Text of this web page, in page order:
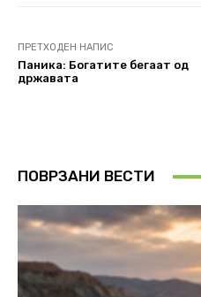
ПРЕТХОДЕН НАПИС
Паника: Богатите бегаат од
државата
ПОВРЗАНИ ВЕСТИ